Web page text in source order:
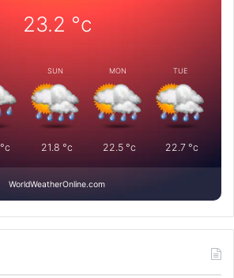
23.2 °c
°c
SUN
21.8 °c
MON
22.5 °c
TUE
22.7 °c
WorldWeatherOnline.com